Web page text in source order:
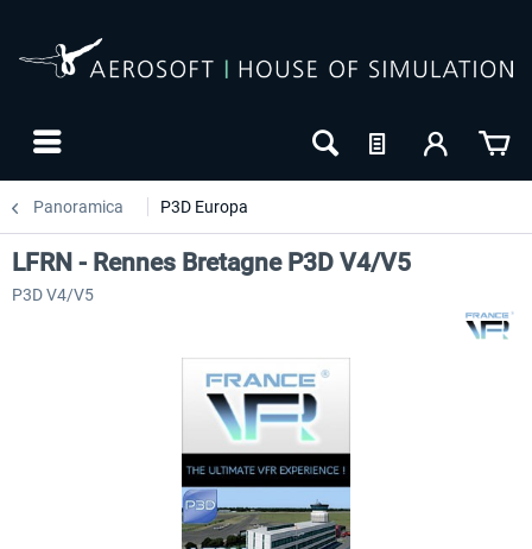
Panoramica P3D Europa
LFRN - Rennes Bretagne P3D V4/V5
P3D V4/V5